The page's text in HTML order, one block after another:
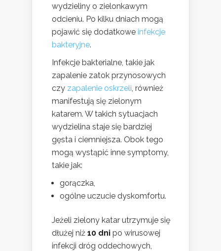
wydzieliny o zielonkawym
odcieniu. Po kilku dniach mogą
pojawić się dodatkowe infekcje
bakteryjne.
Infekcje bakterialne, takie jak
zapalenie zatok przynosowych
czy zapalenie oskrzeli , również
manifestują się zielonym
katarem. W takich sytuacjach
wydzielina staje się bardziej
gęsta i ciemniejsza. Obok tego
mogą wystąpić inne symptomy,
takie jak:
gorączka,
ogólne uczucie dyskomfortu.
Jeżeli zielony katar utrzymuje się
dłużej niż 10 dni po wirusowej
infekcji dróg oddechowych,